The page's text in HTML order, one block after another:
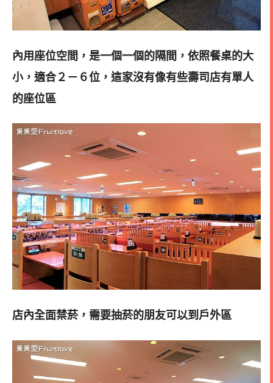
內用座位空間，是一個一個的隔間，依照餐桌的大
小，適合２－６位，這家沒有像有些壽司店有單人
的座位區
店內全面禁菸，需要抽菸的朋友可以到戶外區